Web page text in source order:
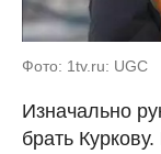
Фото: 1tv.ru: UGC
Изначально
брать